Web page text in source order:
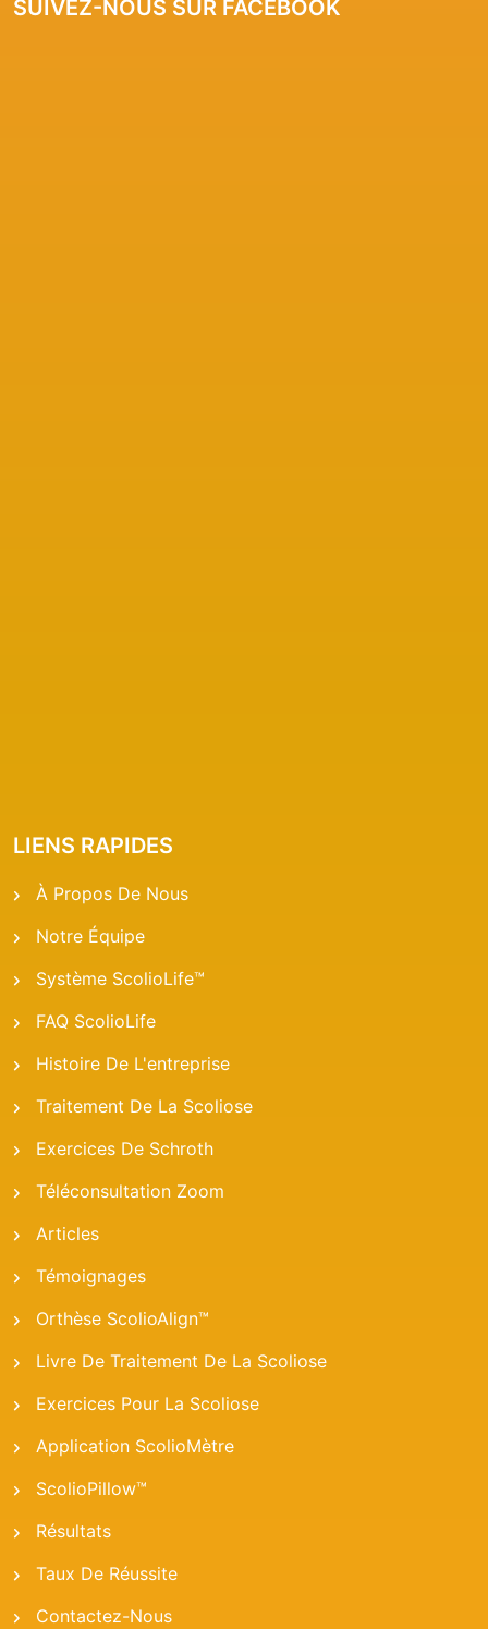
LIENS RAPIDES
À Propos De Nous
Notre Équipe
Système ScolioLife™
FAQ ScolioLife
Histoire De L'entreprise
Traitement De La Scoliose
Exercices De Schroth
Téléconsultation Zoom
Articles
Témoignages
Orthèse ScolioAlign™
Livre De Traitement De La Scoliose
Exercices Pour La Scoliose
Application ScolioMètre
ScolioPillow™
Résultats
Taux De Réussite
Contactez-Nous
SUIVEZ-NOUS SUR FACEBOOK